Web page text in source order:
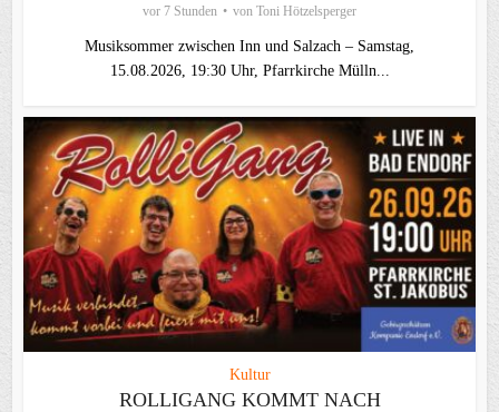
vor 7 Stunden von Toni Hötzelsperger
Musiksommer zwischen Inn und Salzach – Samstag,
15.08.2026, 19:30 Uhr, Pfarrkirche Mülln...
Kultur
ROLLIGANG KOMMT NACH